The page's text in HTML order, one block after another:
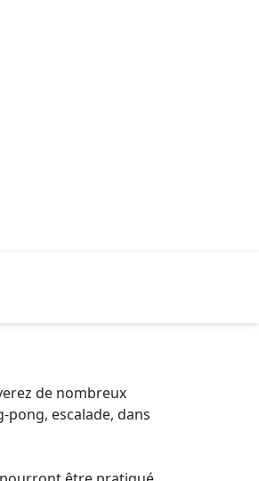
de nombreux
escalade, dans